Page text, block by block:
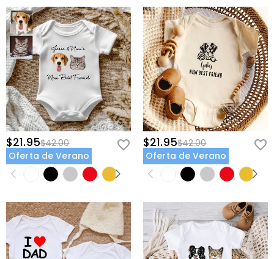
$21.95$42.00
Oferta de Verano
$21.95$42.00
Oferta de Verano